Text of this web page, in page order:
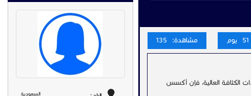
51 يوم مشاهدة: 135
الكثافة العالية، فإن أكسس
السعودية